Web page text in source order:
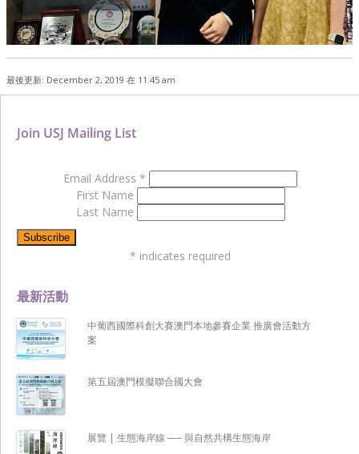
最後更新: December 2, 2019 在 11:45 am
最新活動
中葡西國際科創大賽澳門本地參賽企業 推廣會活動方
案
第五屆澳門模擬聯合國大會
展覽 | 生態海岸線 ── 與自然共構生態海岸
Join USJ Mailing List
Email Address *
First Name
Last Name
* indicates required